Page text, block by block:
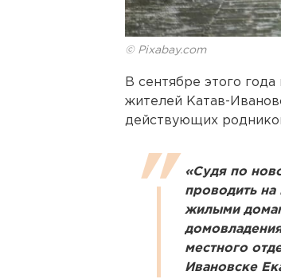
© Pixabay.com
В сентябре этого
жителей Катав-
действующих
«Судя по
проводить
жилыми
местного
Ивановске